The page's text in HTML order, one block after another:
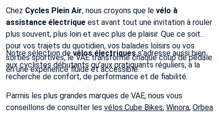
Chez Cycles Plein Air, nous croyons que le vélo à
assistance électrique est avant tout une invitation à rouler
plus souvent, plus loin et avec plus de plaisir. Que ce soit
pour vos trajets du quotidien, vos balades loisirs ou vos
sorties sportives, le VAE transforme chaque coup de pédale
en une expérience fluide et accessible.
Notre sélection de vélos électriquess’adresse aussi bien
aux cyclistes débutants qu’aux pratiquants réguliers, à la
recherche de confort, de performance et de fiabilité.
Parmis les plus grandes marques de VAE, nous vous
conseillons de consulter les vélos Cube Bikes, Winora, Orbea